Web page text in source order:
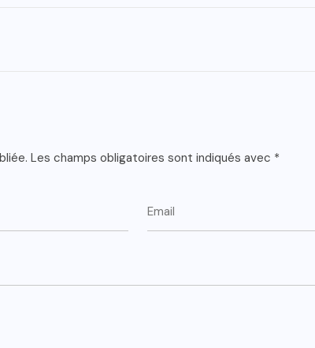
Les champs obligatoires sont indiqués avec *